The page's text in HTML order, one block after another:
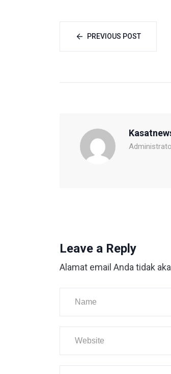
PREVIOUS POST
Leave a Reply
Alamat email Anda tidak